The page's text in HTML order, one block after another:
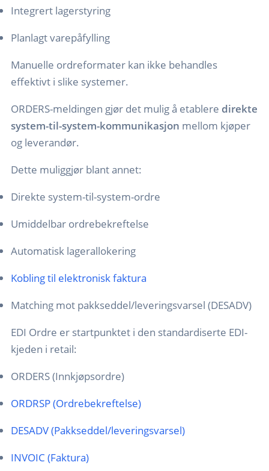
Integrert lagerstyring
Planlagt varepåfylling
Manuelle ordreformater kan ikke behandles
effektivt i slike systemer.
ORDERS-meldingen gjør det mulig å etablere direkte
system-til-system-kommunikasjon mellom kjøper
og leverandør.
Dette muliggjør blant annet:
Direkte system-til-system-ordre
Umiddelbar ordrebekreftelse
Automatisk lagerallokering
Kobling til elektronisk faktura
Matching mot pakkseddel/leveringsvarsel (DESADV)
EDI Ordre er startpunktet i den standardiserte EDI-
kjeden i retail:
ORDERS (Innkjøpsordre)
ORDRSP (Ordrebekreftelse)
DESADV (Pakkseddel/leveringsvarsel)
INVOIC (Faktura)